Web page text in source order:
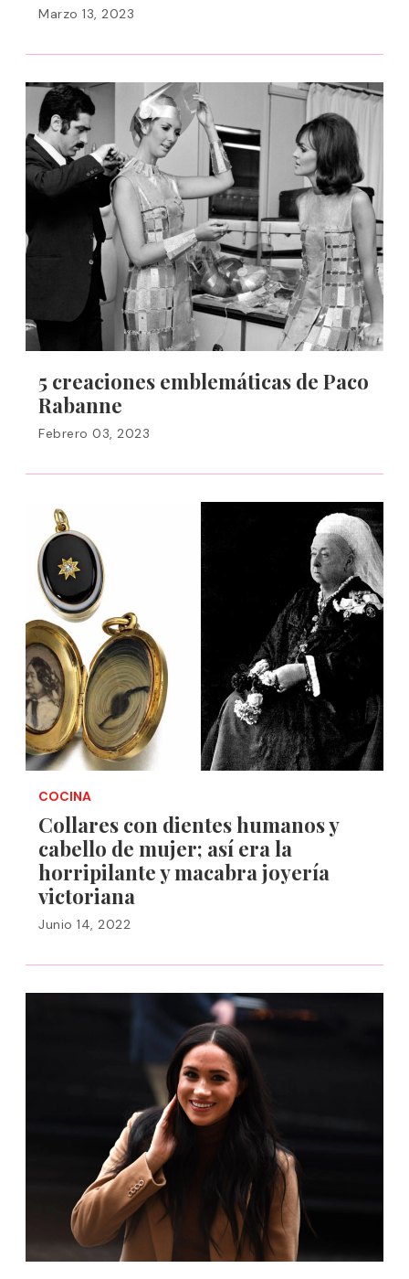
Marzo 13, 2023
5 creaciones emblemáticas de Paco
Rabanne
Febrero 03, 2023
COCINA
Collares con dientes humanos y
cabello de mujer; así era la
horripilante y macabra joyería
victoriana
Junio 14, 2022